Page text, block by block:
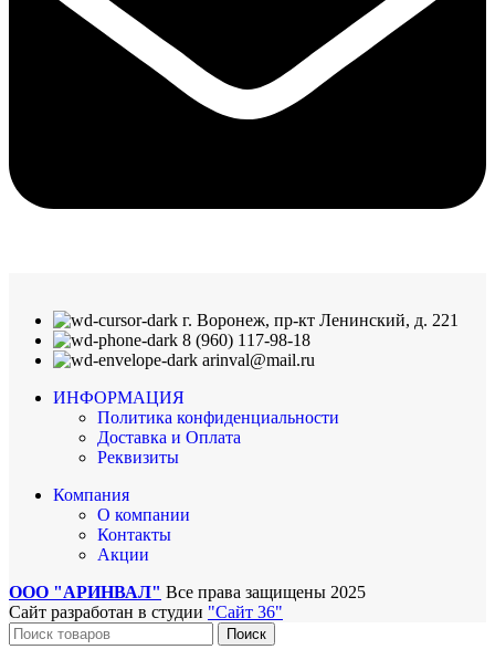
г. Воронеж, пр-кт Ленинский, д. 221
8 (960) 117-98-18
arinval@mail.ru
ИНФОРМАЦИЯ
Политика конфиденциальности
Доставка и Оплата
Реквизиты
Компания
О компании
Контакты
Акции
ООО "АРИНВАЛ" Все права защищены 2025
Сайт разработан в студии "Сайт 36"
Поиск